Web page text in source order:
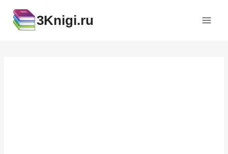
содержимому
3Knigi.ru